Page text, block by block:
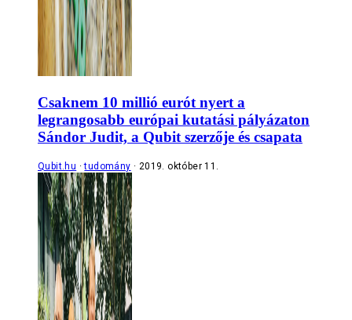
Csaknem 10 millió eurót nyert a
legrangosabb európai kutatási pályázaton
Sándor Judit, a Qubit szerzője és csapata
Qubit.hu tudomány 2019. október 11.